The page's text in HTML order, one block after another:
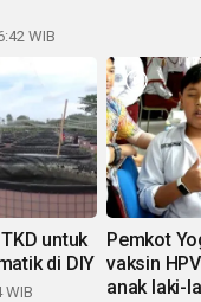
WIB
untuk
di DIY
WIB
Pemkot
vaksin
anak laki-